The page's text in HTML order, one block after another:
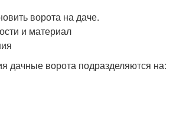
дачные ворота подразделяются на: